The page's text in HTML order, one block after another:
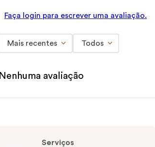
Faça login para escrever uma avaliação.
Mais recentes Todos
Nenhuma avaliação
Serviços